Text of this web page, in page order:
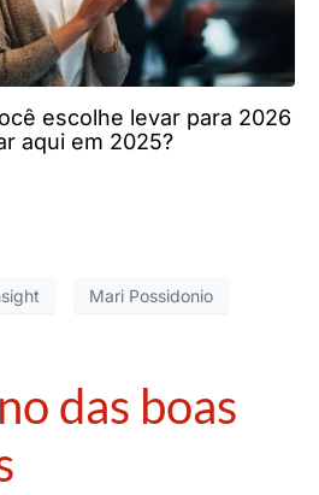
escolhe levar para 2026
aqui em 2025?
Mari Possidonio
das boas